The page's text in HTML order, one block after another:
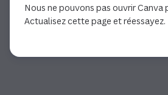
Nous ne pouvons pas ouvrir Canva
Actualisez cette page et réessayez.